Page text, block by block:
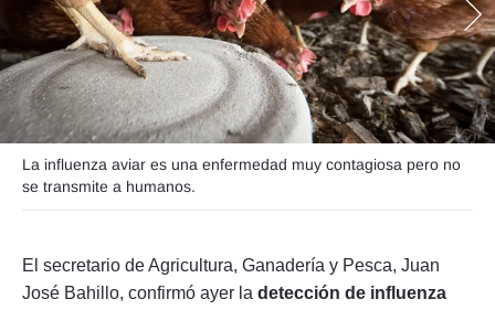
Seguinos
La influenza aviar es una enfermedad muy contagiosa pero no
se transmite a humanos.
El secretario de Agricultura, Ganadería y Pesca, Juan
José Bahillo, confirmó ayer la detección de influenza